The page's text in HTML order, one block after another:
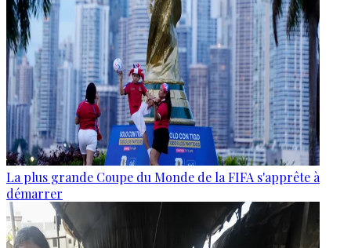
La plus grande Coupe du Monde de la FIFA s'apprête à
démarrer